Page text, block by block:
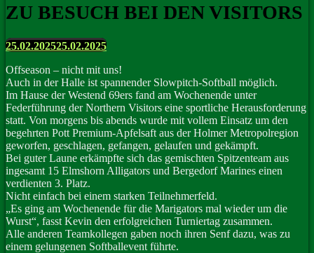
ZU BESUCH BEI DEN VISITORS
25.02.202525.02.2025
Offseason – nicht mit uns!
Auch in der Halle ist spannender Slowpitch-Softball möglich.
Im Hause der Westend 69ers fand am Wochenende unter
Federführung der Northern Visitors eine sportliche Herausforderung
statt. Von morgens bis abends wurde mit vollem Einsatz um den
begehrten Pott Premium-Apfelsaft aus der Holmer Metropolregion
geworfen, geschlagen, gefangen, gelaufen und gekämpft.
Bei guter Laune erkämpfte sich das gemischten Spitzenteam aus
ingesamt 15 Elmshorn Alligators und Bergedorf Marines einen
verdienten 3. Platz.
Nicht einfach bei einem starken Teilnehmerfeld.
„Es ging am Wochenende für die Marigators mal wieder um die
Wurst“, fasst Kevin den erfolgreichen Turniertag zusammen.
Alle anderen Teamkollegen gaben noch ihren Senf dazu, was zu
einem gelungenen Softballevent führte.